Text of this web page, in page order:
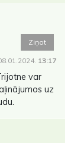
Ziņot
13:17
var
uz